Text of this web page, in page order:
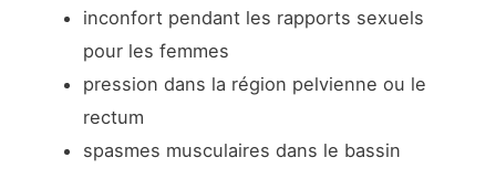
inconfort pendant les rapports sexuels
pour les femmes
pression dans la région pelvienne ou le
rectum
spasmes musculaires dans le bassin